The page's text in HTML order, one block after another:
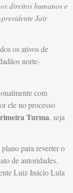
direitos humanos e
Jair
os ativos de
norte-
com
ele no processo
Turma, seja
para reverter o
de autoridades.
Luiz Inácio Lula